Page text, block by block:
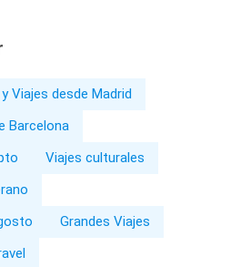
Viajes desde Madrid
Barcelona
Viajes culturales
Grandes Viajes